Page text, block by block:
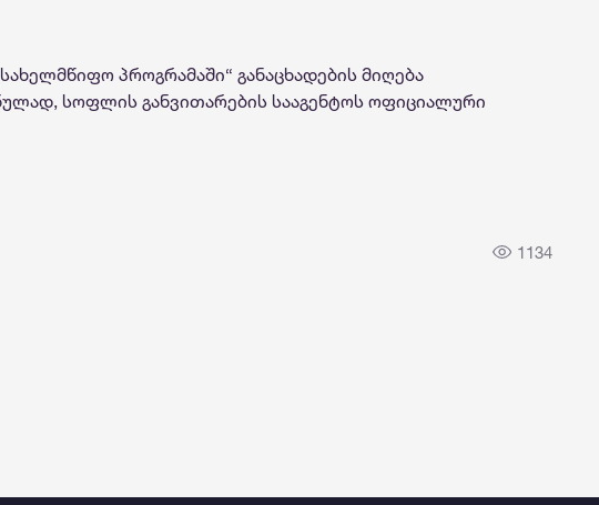
პროგრამაში“ განაცხადების მიღება
სოფლის განვითარების სააგენტოს ოფიციალური
1134